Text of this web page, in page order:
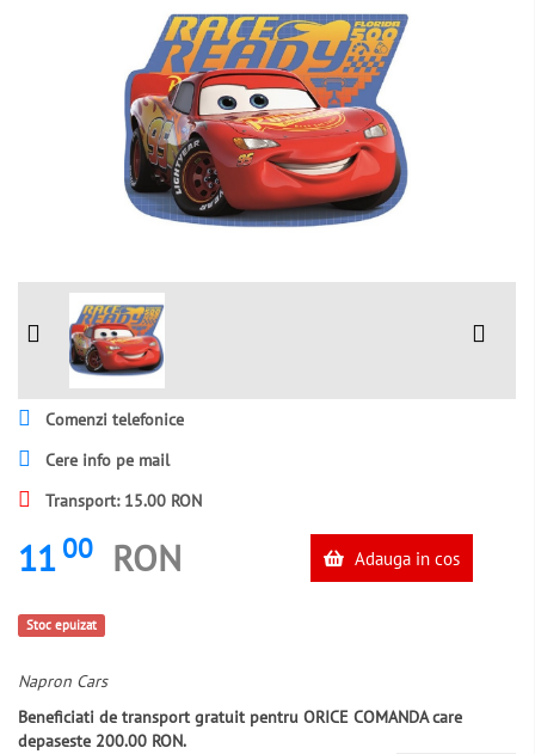
Comenzi telefonice
Cere info pe mail
Transport: 15.00 RON
11 00 RON Adauga in cos
Stoc epuizat
Napron Cars
Beneficiati de transport gratuit pentru ORICE COMANDA care
depaseste 200.00 RON.